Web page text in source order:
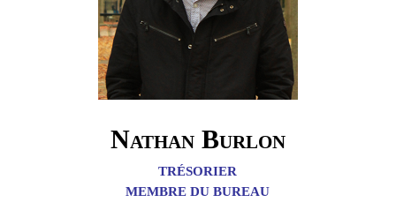
Nathan Burlon
TRÉSORIER
MEMBRE DU BUREAU